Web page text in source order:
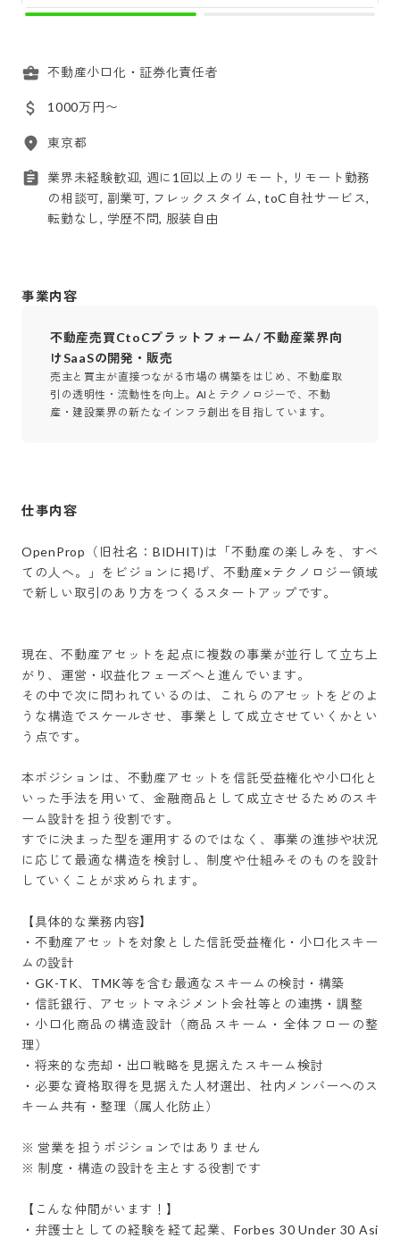
不動産小口化・証券化責任者
1000万円〜
東京都
業界未経験歓迎, 週に1回以上のリモート, リモート勤務
の相談可, 副業可, フレックスタイム, toC自社サービス,
転勤なし, 学歴不問, 服装自由
事業内容
不動産売買CtoCプラットフォーム/ 不動産業界向
けSaaSの開発・販売
売主と買主が直接つながる市場の構築をはじめ、不動産取
引の透明性・流動性を向上。AIとテクノロジーで、不動
産・建設業界の新たなインフラ創出を目指しています。
仕事内容
OpenProp（旧社名：BIDHIT)は「不動産の楽しみを、すべ
ての人へ。」をビジョンに掲げ、不動産×テクノロジー領域
で新しい取引のあり方をつくるスタートアップです。
現在、不動産アセットを起点に複数の事業が並行して立ち上
がり、運営・収益化フェーズへと進んでいます。
その中で次に問われているのは、これらのアセットをどのよ
うな構造でスケールさせ、事業として成立させていくかとい
う点です。
本ポジションは、不動産アセットを信託受益権化や小口化と
いった手法を用いて、金融商品として成立させるためのスキ
ーム設計を担う役割です。
すでに決まった型を運用するのではなく、事業の進捗や状況
に応じて最適な構造を検討し、制度や仕組みそのものを設計
していくことが求められます。
【具体的な業務内容】
・不動産アセットを対象とした信託受益権化・小口化スキー
ムの設計
・GK-TK、TMK等を含む最適なスキームの検討・構築
・信託銀行、アセットマネジメント会社等との連携・調整
・小口化商品の構造設計（商品スキーム・全体フローの整
理）
・将来的な売却・出口戦略を見据えたスキーム検討
・必要な資格取得を見据えた人材選出、社内メンバーへのス
キーム共有・整理（属人化防止）
※ 営業を担うポジションではありません
※ 制度・構造の設計を主とする役割です
【こんな仲間がいます！】
・弁護士としての経験を経て起業、Forbes 30 Under 30 Asi